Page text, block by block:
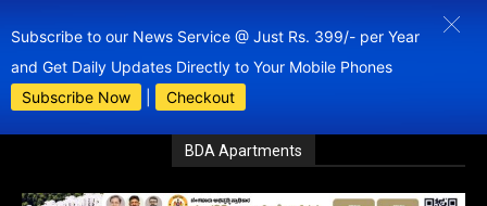
Subscribe to our News Service @ Just Rs. 399/- per Year
and Get Daily Updates Directly to Your Mobile Phones
Subscribe Now
Checkout
BDA Apartments